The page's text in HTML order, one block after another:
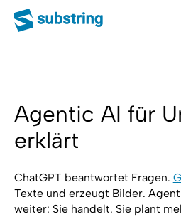
Agentic AI für
erklärt
ChatGPT beantwortet Fragen.
Texte und erzeugt Bilder.
weiter: Sie handelt. Sie plant